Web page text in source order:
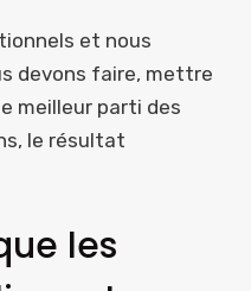
et nous
devons faire, mettre
meilleur parti des
le résultat
les